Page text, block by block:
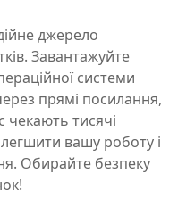
джерело
Завантажуйте
системи
прямі посилання,
чекають тисячі
вашу роботу і
Обирайте безпеку